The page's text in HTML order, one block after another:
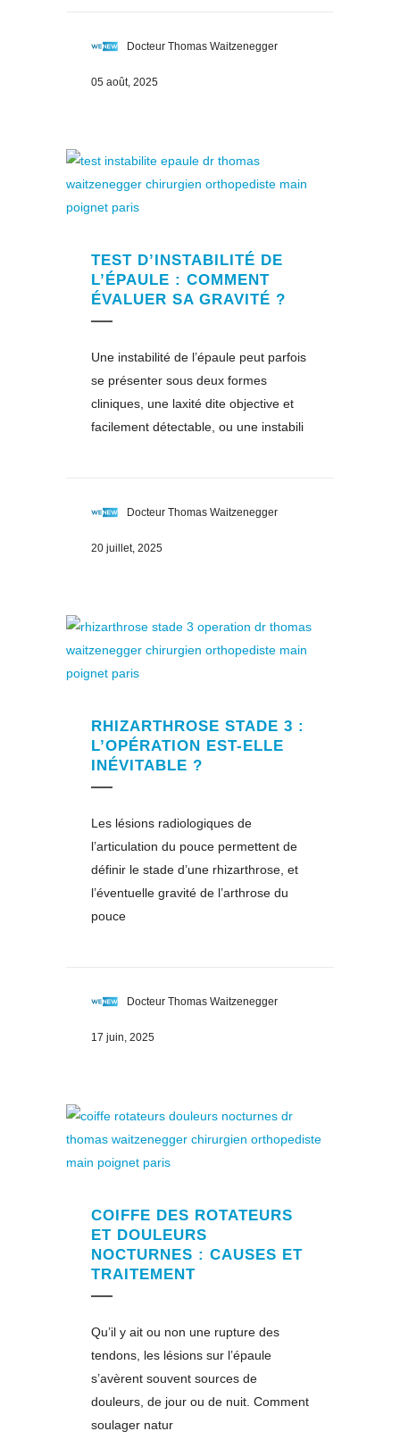
Docteur Thomas Waitzenegger
05 août, 2025
TEST D’INSTABILITÉ DE
L’ÉPAULE : COMMENT
ÉVALUER SA GRAVITÉ ?
Une instabilité de l’épaule peut parfois
se présenter sous deux formes
cliniques, une laxité dite objective et
facilement détectable, ou une instabili
Docteur Thomas Waitzenegger
20 juillet, 2025
RHIZARTHROSE STADE 3 :
L’OPÉRATION EST-ELLE
INÉVITABLE ?
Les lésions radiologiques de
l’articulation du pouce permettent de
définir le stade d’une rhizarthrose, et
l’éventuelle gravité de l’arthrose du
pouce
Docteur Thomas Waitzenegger
17 juin, 2025
COIFFE DES ROTATEURS
ET DOULEURS
NOCTURNES : CAUSES ET
TRAITEMENT
Qu’il y ait ou non une rupture des
tendons, les lésions sur l’épaule
s’avèrent souvent sources de
douleurs, de jour ou de nuit. Comment
soulager natur